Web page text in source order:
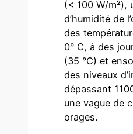
(< 100 W/m²),
d’humidité de
des
0° C, à des
(35 °C) et
des niveaux
dépassant
une vague de
orages.